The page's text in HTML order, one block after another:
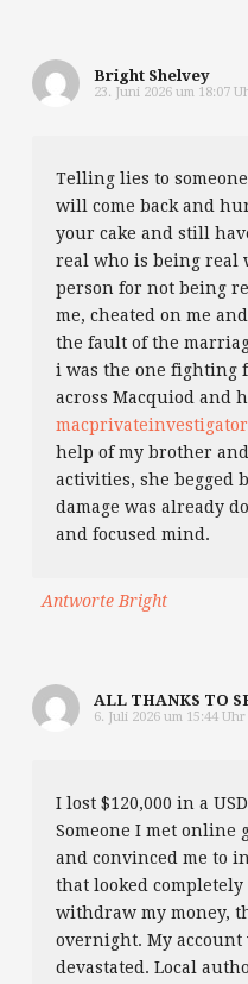
Bright Shelvey
23. Juni 2026 um 18:07
Telling lies to
will come back and
your cake and still
real who is being real
person for not being
me, cheated on me
the fault of the
i was the one fighting
across Macquiod and
help of my brother
activities, she begged
damage was already
and focused mind.
Antworte Bright
ALL THANKS TO
6. Juli 2026 um 15:44 Uhr
I lost $120,000 in a
Someone I met online
and convinced me to
that looked
withdraw my money,
overnight. My account
devastated. Local